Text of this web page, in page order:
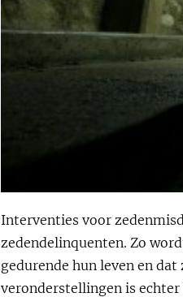
Interventies voor
zedendelinquenten. Zo
gedurende hun leven en
veronderstellingen is